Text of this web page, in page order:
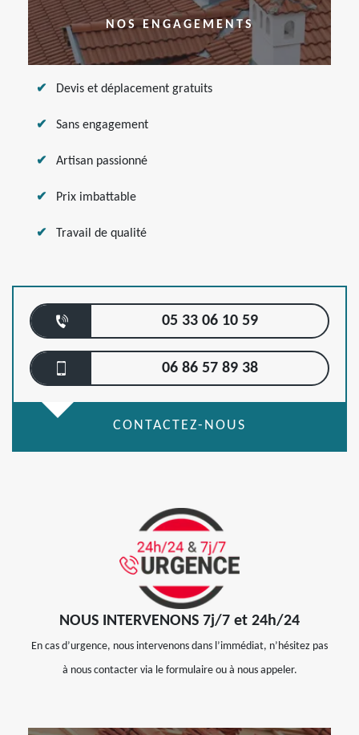
NOS ENGAGEMENTS
Devis et déplacement gratuits
Sans engagement
Artisan passionné
Prix imbattable
Travail de qualité
05 33 06 10 59
06 86 57 89 38
CONTACTEZ-NOUS
NOUS INTERVENONS 7j/7 et 24h/24
En cas d’urgence, nous intervenons dans l’immédiat, n’hésitez pas
à nous contacter via le formulaire ou à nous appeler.